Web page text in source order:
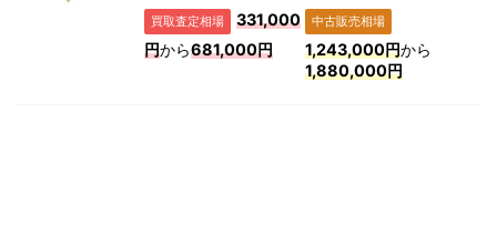
買取査定相場
331,000
円から681,000円
中古販売相場
1,243,000円から
1,880,000円